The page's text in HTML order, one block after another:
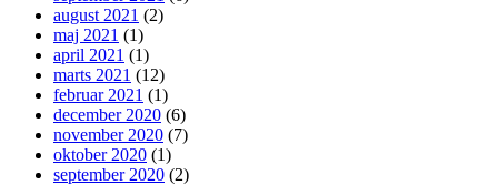
august 2021 (2)
maj 2021 (1)
april 2021 (1)
marts 2021 (12)
februar 2021 (1)
december 2020 (6)
november 2020 (7)
oktober 2020 (1)
september 2020 (2)